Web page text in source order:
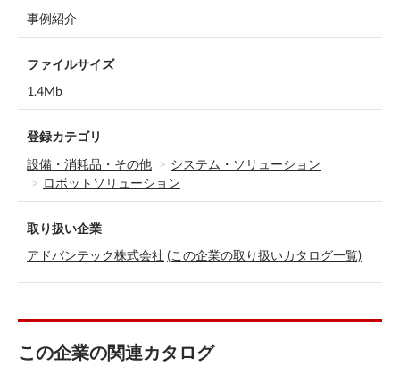
事例紹介
ファイルサイズ
1.4Mb
登録カテゴリ
設備・消耗品・その他
システム・ソリューション
ロボットソリューション
取り扱い企業
アドバンテック株式会社 (この企業の取り扱いカタログ一覧)
この企業の関連カタログ